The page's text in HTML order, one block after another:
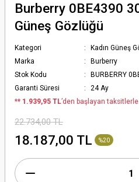
Burberry 0BE4390
Güneş Gözlüğü
Kategori
Kadın Güneş
Marka
Burberry
Stok Kodu
BURBERRY
Garanti Süresi
24 Ay
** 1.939,95 TL’den başlayan taksitlerle.
22.734,00 TL
18.187,00 TL %20